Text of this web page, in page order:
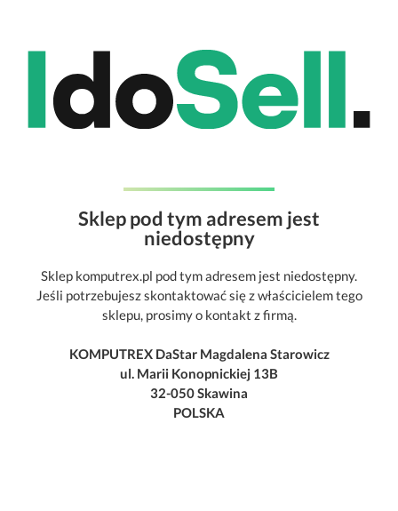
Sklep pod tym adresem jest
niedostępny
Sklep komputrex.pl pod tym adresem jest niedostępny.
Jeśli potrzebujesz skontaktować się z właścicielem tego
sklepu, prosimy o kontakt z firmą.
KOMPUTREX DaStar Magdalena Starowicz
ul. Marii Konopnickiej 13B
32-050 Skawina
POLSKA